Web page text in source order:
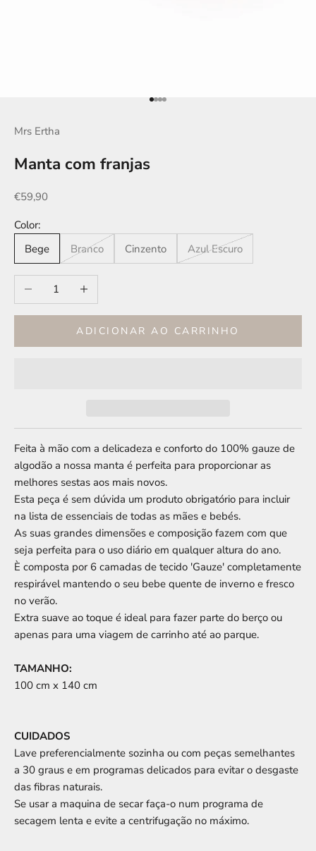
Ir para item 1
Ir para item 2
Ir para item 3
Ir para item 4
Mrs Ertha
Manta com franjas
Preço promocional
€59,90
Color:
Bege
Branco Cinzento Azul Escuro
Diminuir quantidadeAumentar quantidade
ADICIONAR AO CARRINHO
Feita à mão com a delicadeza e conforto do 100% gauze de
algodão a nossa manta é perfeita para proporcionar as
melhores sestas aos mais novos.
Esta peça é sem dúvida um produto obrigatório para incluir
na lista de essenciais de todas as mães e bebés.
As suas grandes dimensões e composição fazem com que
seja perfeita para o uso diário em qualquer altura do ano.
È composta por 6 camadas de tecido 'Gauze' completamente
respirável mantendo o seu bebe quente de inverno e fresco
no verão.
Extra suave ao toque é ideal para fazer parte do berço ou
apenas para uma viagem de carrinho até ao parque.
TAMANHO:
100 cm x 140 cm
CUIDADOS
Lave preferencialmente sozinha ou com peças semelhantes
a 30 graus e em programas delicados para evitar o desgaste
das fibras naturais.
Se usar a maquina de secar faça-o num programa de
secagem lenta e evite a centrifugação no máximo.